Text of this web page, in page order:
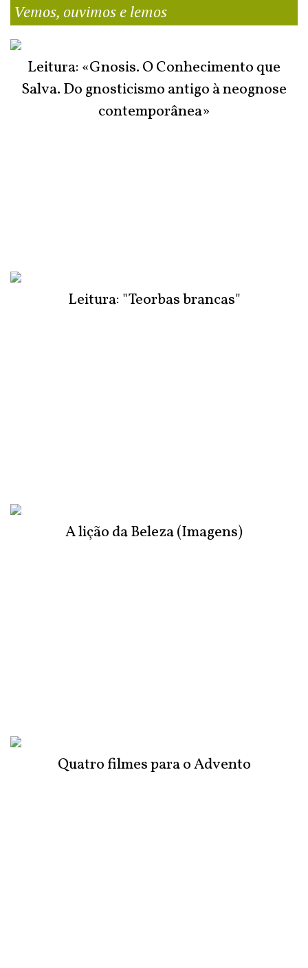
Vemos, ouvimos e lemos
Leitura: «Gnosis. O Conhecimento que
Salva. Do gnosticismo antigo à neognose
contemporânea»
Leitura: "Teorbas brancas"
A lição da Beleza (Imagens)
Quatro filmes para o Advento